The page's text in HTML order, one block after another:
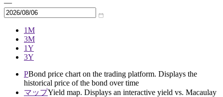
—
1M
3M
1Y
3Y
PBond price chart on the trading platform. Displays the
historical price of the bond over time
マップYield map. Displays an interactive yield vs. Macaulay